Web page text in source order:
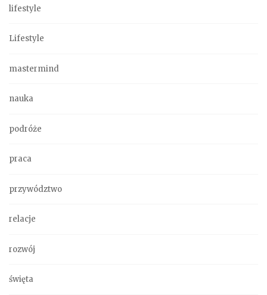
lifestyle
Lifestyle
mastermind
nauka
podróże
praca
przywództwo
relacje
rozwój
święta